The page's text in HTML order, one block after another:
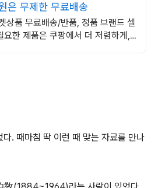
은 무제한 무료배송
상품 무료배송/반품, 정품 브랜드 셀
한 제품은 쿠팡에서 더 저렴하게,
. 때마침 딱 이런 때 맞는 자료를 만나